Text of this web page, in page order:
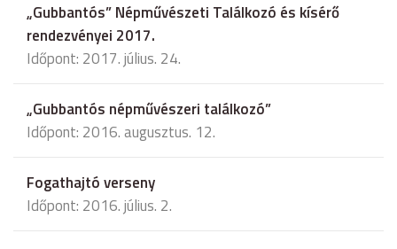
„Gubbantós” Népművészeti Találkozó és kísérő
rendezvényei 2017.
Időpont: 2017. július. 24.
„Gubbantós népművészeri találkozó”
Időpont: 2016. augusztus. 12.
Fogathajtó verseny
Időpont: 2016. július. 2.